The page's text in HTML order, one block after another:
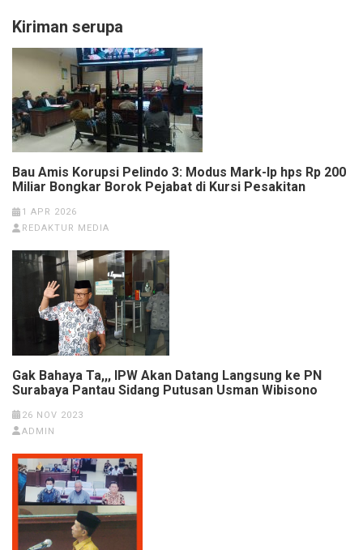
Kiriman serupa
Bau Amis Korupsi Pelindo 3: Modus Mark-Ip hps Rp 200
Miliar Bongkar Borok Pejabat di Kursi Pesakitan
1 APR 2026
REDAKTUR MEDIA
Gak Bahaya Ta,,, IPW Akan Datang Langsung ke PN
Surabaya Pantau Sidang Putusan Usman Wibisono
26 NOV 2023
ADMIN